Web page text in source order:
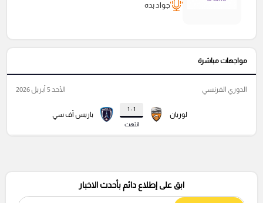
جواد بده
مواجهات مباشرة
لوريان
1 : 1
انتهت
باريس أف سي
الدوري الفرنسي الأحد 5 أبريل 2026
ابق على إطلاع دائم بأحدث الاخبار